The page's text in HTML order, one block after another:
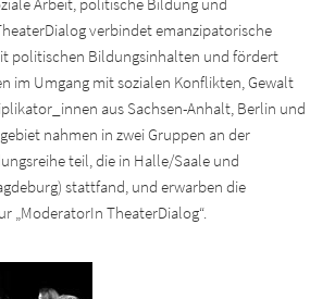
Arbeit, politische Bildung und
verbindet emanzipatorische
politischen Bildungsinhalten und fördert
im Umgang mit sozialen Konflikten, Gewalt
aus Sachsen-Anhalt, Berlin und
nahmen in zwei Gruppen an der
teil, die in Halle/Saale und
stattfand, und erwarben die
„ModeratorIn TheaterDialog“.